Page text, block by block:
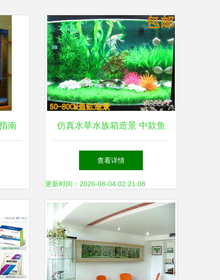
南 仿真水草水族箱造景 中款鱼
缸装饰，景观与养护的完美平
衡
查看详情
更新时间：2026-08-04 02:21:08